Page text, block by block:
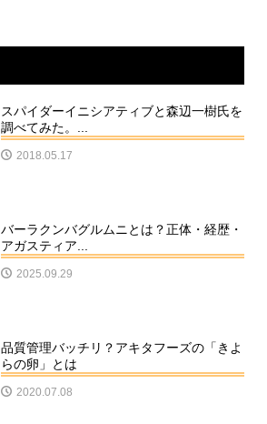
スパイダーイニシアティブと森辺一樹氏を
調べてみた。...
2018.05.17
バーラクンバグルムニとは？正体・経歴・
アガスティア...
2025.09.29
品質管理バッチリ？アキタフーズの「きよ
らの卵」とは
2020.07.08